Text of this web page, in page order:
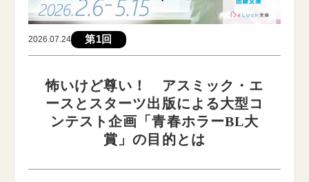
2026.07.24 第1回
怖いけど尊い！ アスミック・エ
ースとスターツ出版による大型コ
ンテスト企画「青春ホラーBL大
賞」の目的とは